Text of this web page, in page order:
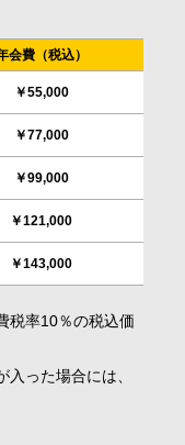
会費（税込）
￥55,000
￥77,000
￥99,000
￥121,000
￥143,000
税率10％の税込価
った場合には、